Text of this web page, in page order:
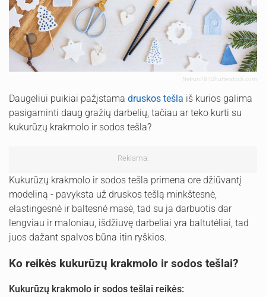
Netrun78 | Shutterstock.com
Daugeliui puikiai pažįstama druskos tešla iš kurios galima
pasigaminti daug gražių darbelių, tačiau ar teko kurti su
kukurūzų krakmolo ir sodos tešla?
Reklama:
Kukurūzų krakmolo ir sodos tešla primena ore džiūvantį
modeliną - pavyksta už druskos tešlą minkštesnė,
elastingesnė ir baltesnė masė, tad su ja darbuotis dar
lengviau ir maloniau, išdžiuvę darbeliai yra baltutėliai, tad
juos dažant spalvos būna itin ryškios.
Ko reikės kukurūzų krakmolo ir sodos tešlai?
Kukurūzų krakmolo ir sodos tešlai reikės: